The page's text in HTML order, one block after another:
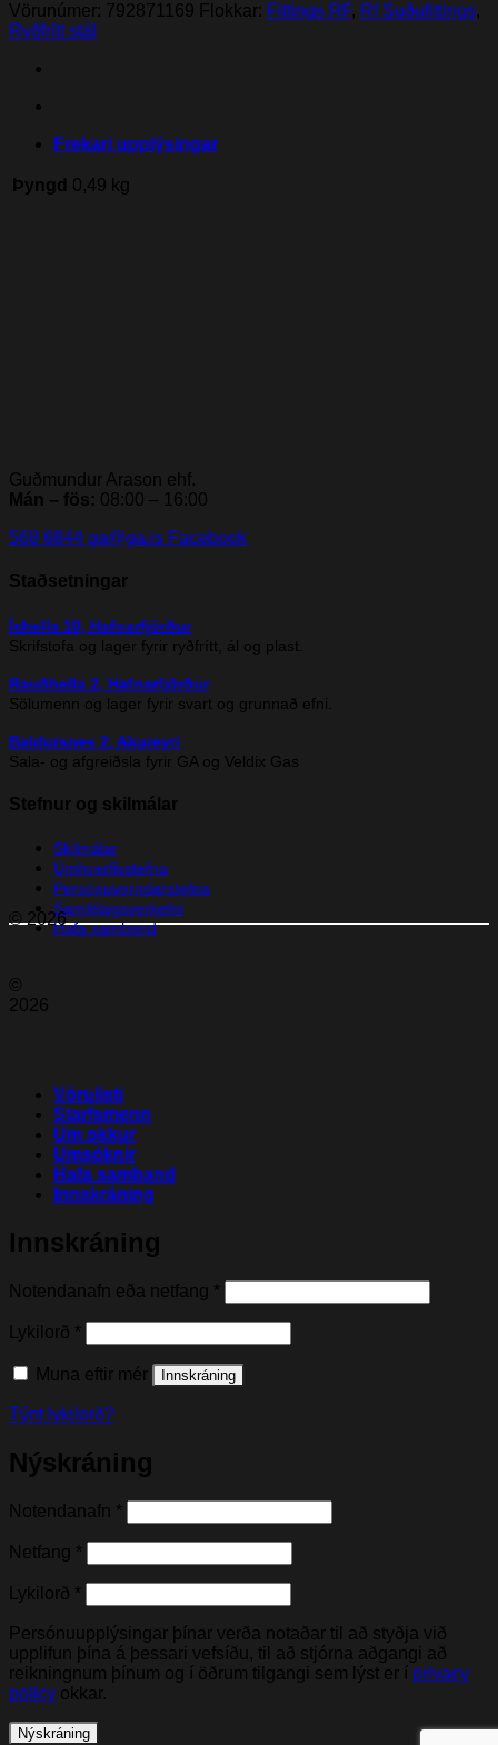
Vörunúmer: 792871169 Flokkar: Fittings RF, Rf Suðufittings,
Ryðfrítt stál
Frekari upplýsingar
Þyngd 0,49 kg
Guðmundur Arason ehf.
Mán – fös: 08:00 – 16:00
568 6844 ga@ga.is Facebook
Staðsetningar
Íshella 10, Hafnarfjörður
Skrifstofa og lager fyrir ryðfrítt, ál og plast.
Rauðhella 2, Hafnarfjörður
Sölumenn og lager fyrir svart og grunnað efni.
Baldursnes 2, Akureyri
Sala- og afgreiðsla fyrir GA og Veldix Gas
Stefnur og skilmálar
Skilmálar
Umhverfisstefna
Persónuverndarstefna
Samfélagsverkefni
Hafa samband
© 2026
©
2026
Vörulisti
Starfsmenn
Um okkur
Umsóknir
Hafa samband
Innskráning
Innskráning
Notendanafn eða netfang *
Lykilorð *
Muna eftir mér Innskráning
Týnt lykilorð?
Nýskráning
Notendanafn *
Netfang *
Lykilorð *
Persónuupplýsingar þínar verða notaðar til að styðja við
upplifun þína á þessari vefsíðu, til að stjórna aðgangi að
reikningnum þínum og í öðrum tilgangi sem lýst er í privacy
policy okkar.
Nýskráning